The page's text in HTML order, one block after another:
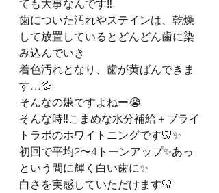
ても大事なんです‼️
歯についた汚れやステインは、乾燥
して放置しているとどんどん歯に染
み込んでいき
着色汚れとなり、歯が黄ばんできま
す…💦
そんなの嫌ですよねー😭
そんな時‼️こまめな水分補給＋ブライ
トラボのホワイトニングです🦷✨
初回で平均2〜4トーンアップ✨あっ
という間に輝く白い歯に✨
白さを実感していただけます🦷